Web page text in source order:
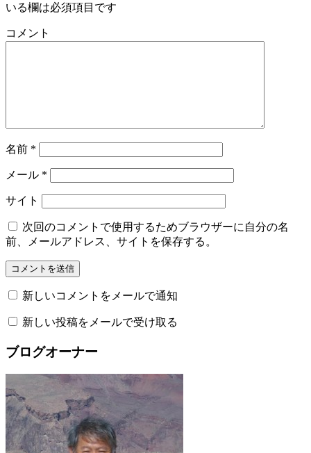
いる欄は必須項目です
コメント
名前 *
メール *
サイト
次回のコメントで使用するためブラウザーに自分の名
前、メールアドレス、サイトを保存する。
新しいコメントをメールで通知
新しい投稿をメールで受け取る
ブログオーナー